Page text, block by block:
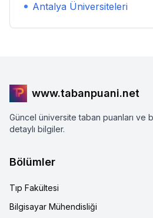
Antalya Üniversiteleri
www.tabanpuani.net
Güncel üniversite taban puanları ve
detaylı bilgiler.
Bölümler
Tıp Fakültesi
Bilgisayar Mühendisliği